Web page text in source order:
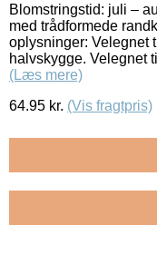
Blomstringstid: juli –
med trådformede
oplysninger: Velegnet
halvskygge. Velegnet
(Læs mere)
64.95 kr. (Vis fragtpris)